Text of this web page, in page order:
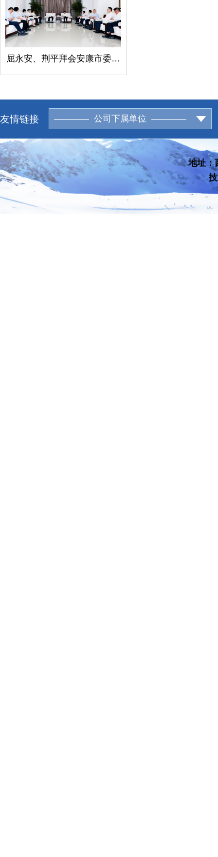
屈永安、荆平拜会安康市委书记柯昌万
友情链接 ———— 公司下属单位 ————
地址